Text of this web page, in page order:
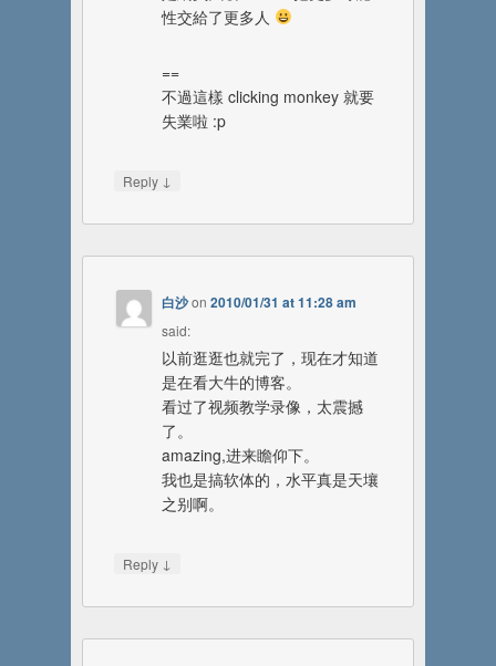
性交給了更多人
==
不過這樣 clicking monkey 就要
失業啦 :p
Reply ↓
白沙on2010/01/31 at 11:28 am
said:
以前逛逛也就完了，现在才知道
是在看大牛的博客。
看过了视频教学录像，太震撼
了。
amazing,进来瞻仰下。
我也是搞软体的，水平真是天壤
之别啊。
Reply ↓